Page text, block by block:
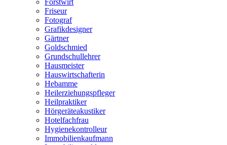
Forstwirt
Friseur
Fotograf
Grafikdesigner
Gärtner
Goldschmied
Grundschullehrer
Hausmeister
Hauswirtschafterin
Hebamme
Heilerziehungspfleger
Heilpraktiker
Hörgeräteakustiker
Hotelfachfrau
Hygienekontrolleur
Immobilienkaufmann